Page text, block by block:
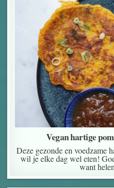
Vegan hartige
Deze gezonde en voedzame
wil je elke dag wel eten!
want